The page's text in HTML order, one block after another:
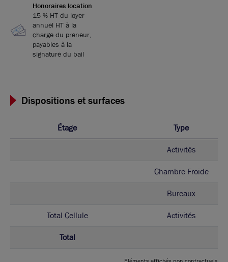
Honoraires location
15 % HT du loyer
annuel HT à la
charge du preneur,
payables à la
signature du bail
Dispositions et surfaces
Étage Type
Activités
Chambre Froide
Bureaux
Total Cellule Activités
Total